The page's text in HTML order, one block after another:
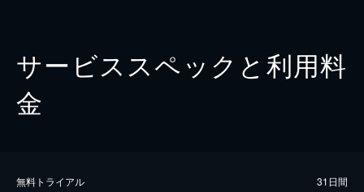
サービススペックと利用料
金
無料トライアル 31日間